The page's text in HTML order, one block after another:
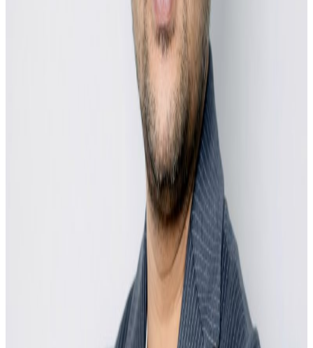
सांस्कृतिक प्रस्तुति, लोकनृत्य, आधुनिक नृत्य तथा विविध
मनोरञ्जनात्मक गतिविधिहरू समेटिने सापकोटाले बताउनुभयो।
नेपालको विभिन्न जातजाति, भाषा र संस्कृतिको झलक एकै ठाउँमा
अनुभव गर्न पाइने यो फेस्टिभल डार्विनको नेपाली समुदायका लागि
एक विशेष अवसर बन्ने देखिने उहाँको भनाई छ।